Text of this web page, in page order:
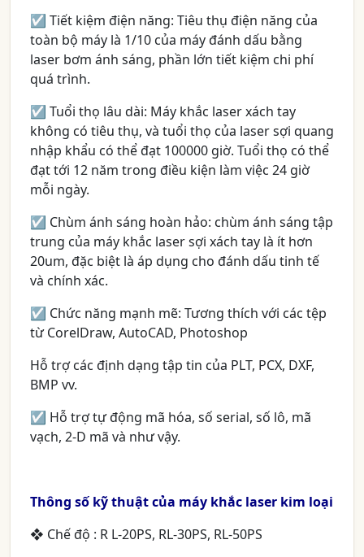
☑ Tiết kiệm điện năng: Tiêu thụ điện năng của
toàn bộ máy là 1/10 của máy đánh dấu bằng
laser bơm ánh sáng, phần lớn tiết kiệm chi phí
quá trình.
☑ Tuổi thọ lâu dài: Máy khắc laser xách tay
không có tiêu thụ, và tuổi thọ của laser sợi quang
nhập khẩu có thể đạt 100000 giờ. Tuổi thọ có thể
đạt tới 12 năm trong điều kiện làm việc 24 giờ
mỗi ngày.
☑ Chùm ánh sáng hoàn hảo: chùm ánh sáng tập
trung của máy khắc laser sợi xách tay là ít hơn
20um, đặc biệt là áp dụng cho đánh dấu tinh tế
và chính xác.
☑ Chức năng mạnh mẽ: Tương thích với các tệp
từ CorelDraw, AutoCAD, Photoshop
Hỗ trợ các định dạng tập tin của PLT, PCX, DXF,
BMP vv.
☑ Hỗ trợ tự động mã hóa, số serial, số lô, mã
vạch, 2-D mã và như vậy.
Thông số kỹ thuật của máy khắc laser kim loại
❖ Chế độ : R L-20PS, RL-30PS, RL-50PS